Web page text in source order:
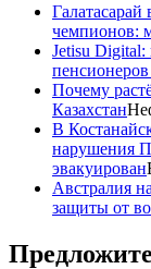
чемпионов:
Jetisu
Почему
Казахстан
В
нарушения
эвакуирован
Австралия
защиты от